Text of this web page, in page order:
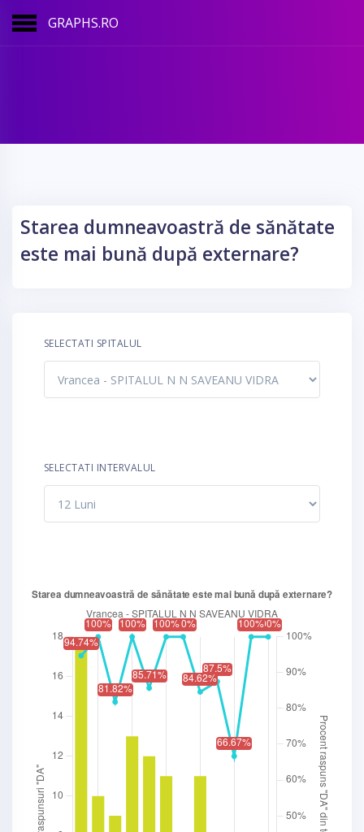
GRAPHS.RO
Starea dumneavoastră de sănătate
este mai bună după externare?
SELECTATI SPITALUL
SELECTATI INTERVALUL